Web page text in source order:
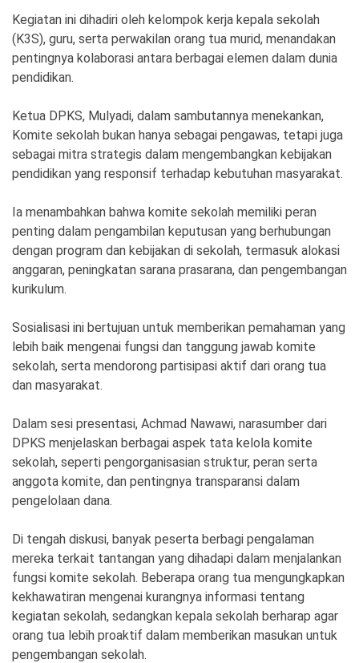
Indeks Birokrasi
©
Copyright
News
Indonesia
.
Reserve
Kegiatan ini dihadiri oleh kelompok kerja kepala sekolah
(K3S), guru, serta perwakilan orang tua murid, menandakan
pentingnya kolaborasi antara berbagai elemen dalam dunia
pendidikan.
Ketua DPKS, Mulyadi, dalam sambutannya menekankan,
Komite sekolah bukan hanya sebagai pengawas, tetapi juga
sebagai mitra strategis dalam mengembangkan kebijakan
pendidikan yang responsif terhadap kebutuhan masyarakat.
Ia menambahkan bahwa komite sekolah memiliki peran
penting dalam pengambilan keputusan yang berhubungan
dengan program dan kebijakan di sekolah, termasuk alokasi
anggaran, peningkatan sarana prasarana, dan pengembangan
kurikulum.
Sosialisasi ini bertujuan untuk memberikan pemahaman yang
lebih baik mengenai fungsi dan tanggung jawab komite
sekolah, serta mendorong partisipasi aktif dari orang tua
dan masyarakat.
Dalam sesi presentasi, Achmad Nawawi, narasumber dari
DPKS menjelaskan berbagai aspek tata kelola komite
sekolah, seperti pengorganisasian struktur, peran serta
anggota komite, dan pentingnya transparansi dalam
pengelolaan dana.
Di tengah diskusi, banyak peserta berbagi pengalaman
mereka terkait tantangan yang dihadapi dalam menjalankan
fungsi komite sekolah. Beberapa orang tua mengungkapkan
kekhawatiran mengenai kurangnya informasi tentang
kegiatan sekolah, sedangkan kepala sekolah berharap agar
orang tua lebih proaktif dalam memberikan masukan untuk
pengembangan sekolah.